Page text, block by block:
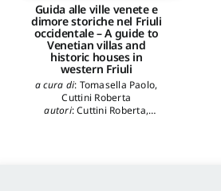
Guida alle ville venete e
dimore storiche nel Friuli
occidentale – A guide to
Venetian villas and
historic houses in
western Friuli
a cura di: Tomasella Paolo,
Cuttini Roberta
autori:Cuttini Roberta,